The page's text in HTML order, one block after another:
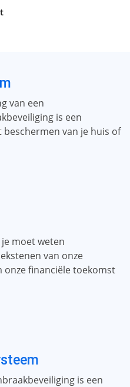
van een
is een
van je huis of
je moet weten
van onze
onze financiële toekomst
is een